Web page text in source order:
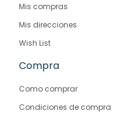
Mis compras
Mis direcciones
Wish List
Compra
Como comprar
Condiciones de compra